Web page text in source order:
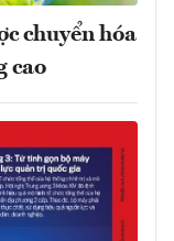
chuyển hóa
cao